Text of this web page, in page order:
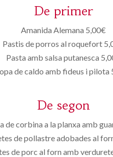
De primer
Amanida Alemana 5,00€
Pastis de porros al roquefort
Pasta amb salsa putanesca
de caldo amb fideus i pilota
De segon
de corbina a la planxa amb
de pollastre adobades al
de porc al forn amb